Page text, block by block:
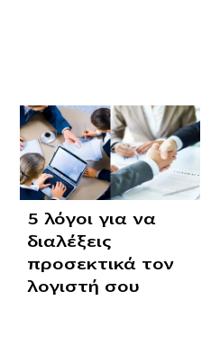
5 λόγοι για να
διαλέξεις
προσεκτικά τον
λογιστή σου